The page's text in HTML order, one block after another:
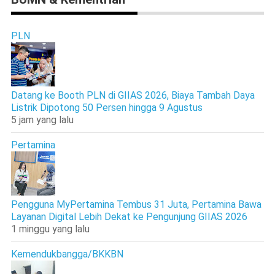
PLN
Datang ke Booth PLN di GIIAS 2026, Biaya Tambah Daya
Listrik Dipotong 50 Persen hingga 9 Agustus
5 jam yang lalu
Pertamina
Pengguna MyPertamina Tembus 31 Juta, Pertamina Bawa
Layanan Digital Lebih Dekat ke Pengunjung GIIAS 2026
1 minggu yang lalu
Kemendukbangga/BKKBN